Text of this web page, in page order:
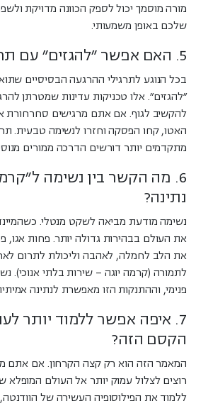
מורה מוסמך יכול לספק הכוונה מדויקת
שלכם באופן משמעותי.
5. האם אפשר "להגזים" עם תרגילי נשימה?
בכל הנוגע לתרגילי ההרגעה הבסיסיים
"להגזים". אלו טכניקות עדינות שמטרתן
להקשיב לגוף. אם אתם מרגישים סחרחורת
האטו, קחו הפסקה וחזרו לנשימה טבעית.
מתקדמים יותר דורשים הדרכה ממורים
6. מה הקשר בין נשימה
נתינה?
נשימה מודעת מביאה לשקט מנטלי.
את העולם בבהירות גדולה יותר. פחות אגו,
את הלב לחמלה, לאהבה וליכולת לתרום
לתמורה (קרמה יוגה – שירות בלתי אנוכי).
פנימי, וההתנקות הזו מאפשרת לנתינה
7. איפה אפשר ללמוד יותר
הקסם הזה?
המאמר הזה הוא רק קצה הקרחון. אם אתם
רוצים לצלול עמוק יותר אל העולם המופלא
ללמוד את הפילוסופיה העשירה של